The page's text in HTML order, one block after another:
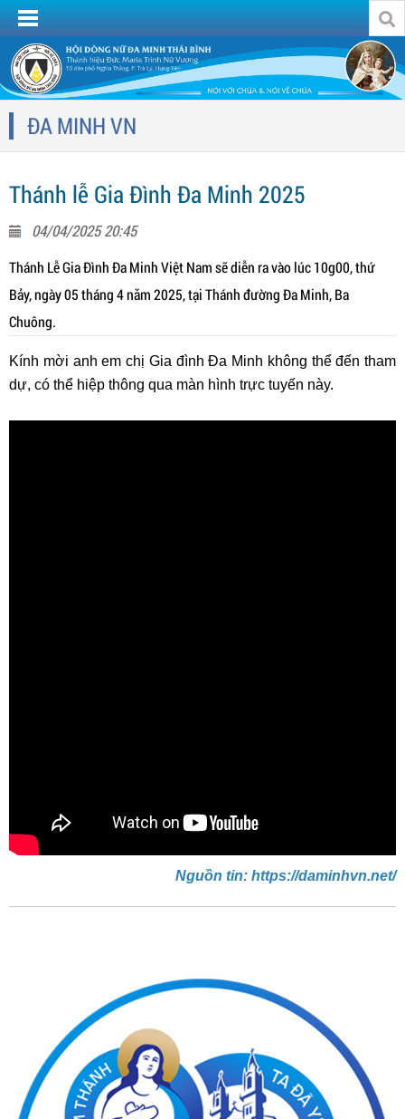
ĐA MINH VN
Thánh lễ Gia Đình Đa Minh 2025
04/04/2025 20:45
Thánh Lễ Gia Đình Đa Minh Việt Nam sẽ diễn ra vào lúc 10g00, thứ
Bảy, ngày 05 tháng 4 năm 2025, tại Thánh đường Đa Minh, Ba
Chuông.
Kính mời anh em chị Gia đình Đa Minh không thể đến tham
dự, có thể hiệp thông qua màn hình trực tuyến này.
Nguồn tin: https://daminhvn.net/